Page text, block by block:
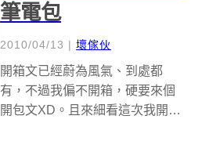
筆電包
2010/04/13 | 壞傢伙
開箱文已經蔚為風氣、到處都
有，不過我偏不開箱，硬要來個
開包文XD。且來細看這次我開的